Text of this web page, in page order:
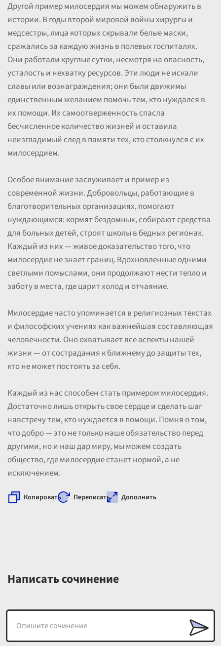
Другой пример милосердия мы можем обнаружить в
истории. В годы второй мировой войны хирургы и
медсестры, лица которых скрывали белые маски,
сражались за каждую жизнь в полевых госпиталях.
Они работали круглые сутки, несмотря на опасность,
усталость и нехватку ресурсов. Эти люди не искали
славы или вознаграждения; они были движимы
единственным желанием помочь тем, кто нуждался в
их помощи. Их самоотверженность спасла
бесчисленное количество жизней и оставила
неизгладимый след в памяти тех, кто столкнулся с их
милосердием.
Особое внимание заслуживает и пример из
современной жизни. Добровольцы, работающие в
благотворительных организациях, помогают
нуждающимся: кормят бездомных, собирают средства
для больных детей, строят школы в бедных регионах.
Каждый из них — живое доказательство того, что
милосердие не знает границ. Вдохновленные одними
светлыми помыслами, они продолжают нести тепло и
заботу в места, где царит холод и отчаяние.
Милосердие часто упоминается в религиозных текстах
и философских учениях как важнейшая составляющая
человечности. Оно охватывает все аспекты нашей
жизни — от сострадания к ближнему до защиты тех,
кто не может постоять за себя.
Каждый из нас способен стать примером милосердия.
Достаточно лишь открыть свое сердце и сделать шаг
навстречу тем, кто нуждается в помощи. Помня о том,
что добро — это не только наше обязательство перед
другими, но и наш дар миру, мы можем создать
общество, где милосердие станет нормой, а не
исключением.
Копировать Переписать Дополнить
Написать сочинение